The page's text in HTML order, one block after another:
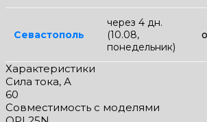
Севастополь
через 4 дн.
(10.08,
понедельник)
Характеристики
Сила тока, А
60
Совместимость с моделями